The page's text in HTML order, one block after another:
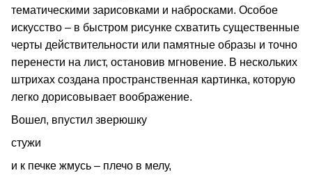
тематическими зарисовками и набросками. Особое
искусство – в быстром рисунке схватить существенные
черты действительности или памятные образы и точно
перенести на лист, остановив мгновение. В нескольких
штрихах создана пространственная картинка, которую
легко дорисовывает воображение.
Вошел, впустил зверюшку
стужи
и к печке жмусь – плечо в мелу,